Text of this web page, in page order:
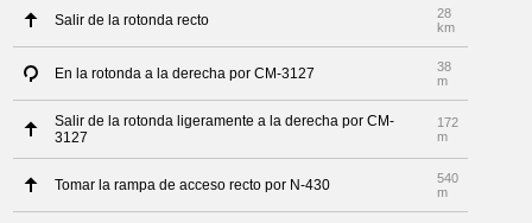
Salir de la rotonda recto
28
km
En la rotonda a la derecha por CM-3127
38
m
Salir de la rotonda ligeramente a la derecha por CM-
3127
172
m
Tomar la rampa de acceso recto por N-430
540
m